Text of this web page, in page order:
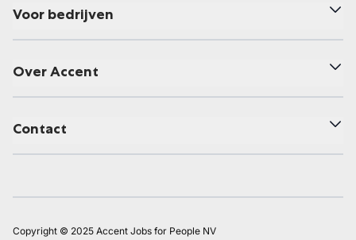
Voor bedrijven
Over Accent
Contact
Copyright © 2025 Accent Jobs for People NV